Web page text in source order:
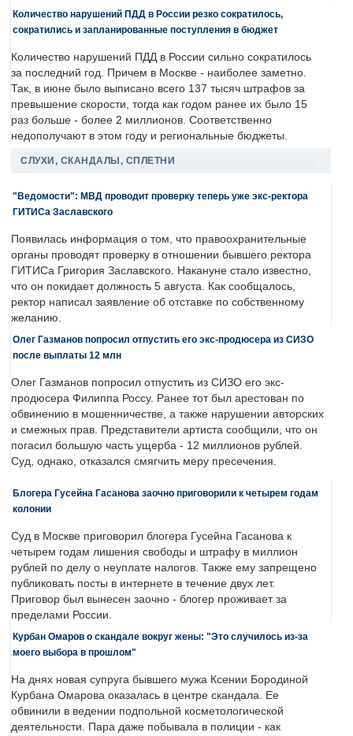
Количество нарушений ПДД в России резко сократилось,
сократились и запланированные поступления в бюджет
Количество нарушений ПДД в России сильно сократилось
за последний год. Причем в Москве - наиболее заметно.
Так, в июне было выписано всего 137 тысяч штрафов за
превышение скорости, тогда как годом ранее их было 15
раз больше - более 2 миллионов. Соответственно
недополучают в этом году и региональные бюджеты.
СЛУХИ, СКАНДАЛЫ, СПЛЕТНИ
"Ведомости": МВД проводит проверку теперь уже экс-ректора
ГИТИСа Заславского
Появилась информация о том, что правоохранительные
органы проводят проверку в отношении бывшего ректора
ГИТИСа Григория Заславского. Накануне стало известно,
что он покидает должность 5 августа. Как сообщалось,
ректор написал заявление об отставке по собственному
желанию.
Олег Газманов попросил отпустить его экс-продюсера из СИЗО
после выплаты 12 млн
Олег Газманов попросил отпустить из СИЗО его экс-
продюсера Филиппа Россу. Ранее тот был арестован по
обвинению в мошенничестве, а также нарушении авторских
и смежных прав. Представители артиста сообщили, что он
погасил большую часть ущерба - 12 миллионов рублей.
Суд, однако, отказался смягчить меру пресечения.
Блогера Гусейна Гасанова заочно приговорили к четырем годам
колонии
Суд в Москве приговорил блогера Гусейна Гасанова к
четырем годам лишения свободы и штрафу в миллион
рублей по делу о неуплате налогов. Также ему запрещено
публиковать посты в интернете в течение двух лет.
Приговор был вынесен заочно - блогер проживает за
пределами России.
Курбан Омаров о скандале вокруг жены: "Это случилось из-за
моего выбора в прошлом"
На днях новая супруга бывшего мужа Ксении Бородиной
Курбана Омарова оказалась в центре скандала. Ее
обвинили в ведении подпольной косметологической
деятельности. Пара даже побывала в полиции - как